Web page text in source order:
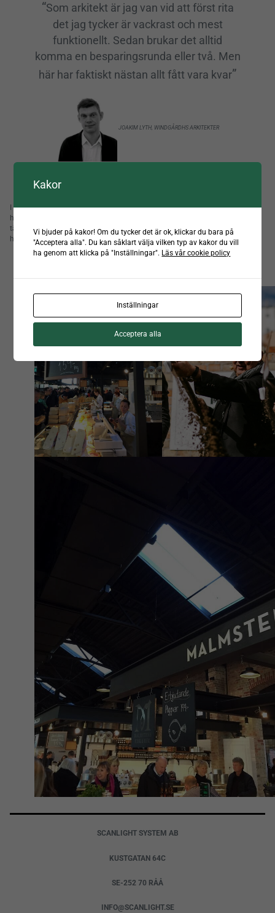
Som arkitekt är jag van vid att först rita
det jag tycker är vackrast och mest
funktionellt. Sedan brukar det alltid
komma en besparingsrunda eller två. Men
här har faktiskt nästan allt fått vara kvar
JOAKIM LYTH, WINDGÅRDHS ARKITEKTER
I Malmö Saluhall är det de genomgående genomtänkta detaljerna som gör
helheten så tilltalande. 3 stycken takfönster från Scanlight är inte det man
tänker på i första hand, men som med alla övriga detaljer bidrar de till att
helhetsintrycket blir lyckat.
SCANLIGHT SYSTEM AB
KUSTGATAN 64C
SE-252 70 RÅÅ
INFO@SCANLIGHT.SE
Kakor
Vi bjuder på kakor! Om du tycker det är ok, klickar du bara på
"Acceptera alla". Du kan såklart välja vilken typ av kakor du vill
ha genom att klicka på "Inställningar". Läs vår cookie policy
Inställningar
Acceptera alla